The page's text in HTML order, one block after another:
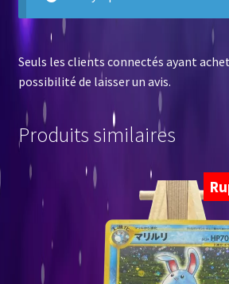
Seuls les clients connectés ayant
possibilité de laisser un avis.
Produits similaires